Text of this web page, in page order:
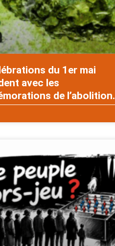
du 1er mai
avec les
de l’abolition.